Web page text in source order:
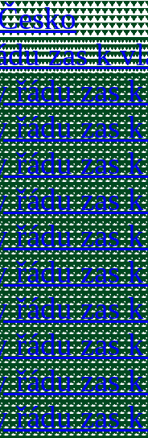
zas k
řádu zas
řádu zas
řádu zas
řádu zas
řádu zas
řádu zas
řádu zas
řádu zas
řádu zas
řádu zas